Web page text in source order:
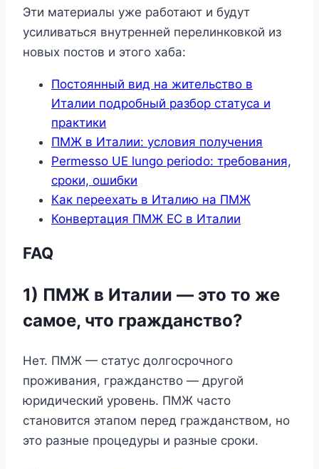
Эти материалы уже работают и будут
усиливаться внутренней перелинковкой из
новых постов и этого хаба:
Постоянный вид на жительство в
Италии подробный разбор статуса и
практики
ПМЖ в Италии: условия получения
Permesso UE lungo periodo: требования,
сроки, ошибки
Как переехать в Италию на ПМЖ
Конвертация ПМЖ ЕС в Италии
FAQ
1) ПМЖ в Италии — это то же
самое, что гражданство?
Нет. ПМЖ — статус долгосрочного
проживания, гражданство — другой
юридический уровень. ПМЖ часто
становится этапом перед гражданством, но
это разные процедуры и разные сроки.